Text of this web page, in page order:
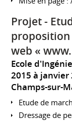
Projet -
web «
Ecole
2015 à
Champs-sur-
Etude de
Dressage de